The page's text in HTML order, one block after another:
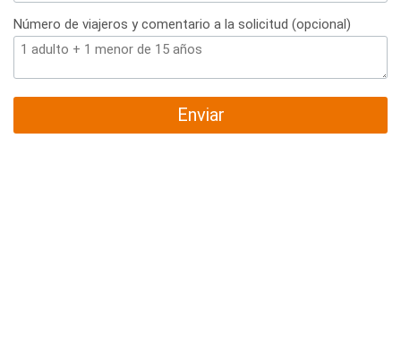
Número de viajeros y comentario a la solicitud (opcional)
Enviar